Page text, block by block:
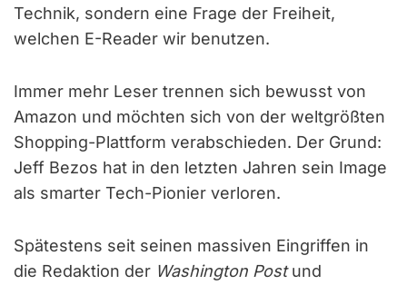
Technik, sondern eine Frage der Freiheit,
welchen E-Reader wir benutzen.
Immer mehr Leser trennen sich bewusst von
Amazon und möchten sich von der weltgrößten
Shopping-Plattform verabschieden. Der Grund:
Jeff Bezos hat in den letzten Jahren sein Image
als smarter Tech-Pionier verloren.
Spätestens seit seinen massiven Eingriffen in
die Redaktion der Washington Postund